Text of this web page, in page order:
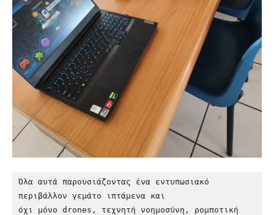
Όλα αυτά παρουσιάζοντας ένα εντυπωσιακό
περιβάλλον γεμάτο ιπτάμενα και
όχι μόνο drones, τεχνητή νοημοσύνη, ρομποτική